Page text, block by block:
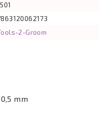
mm
2-Groom